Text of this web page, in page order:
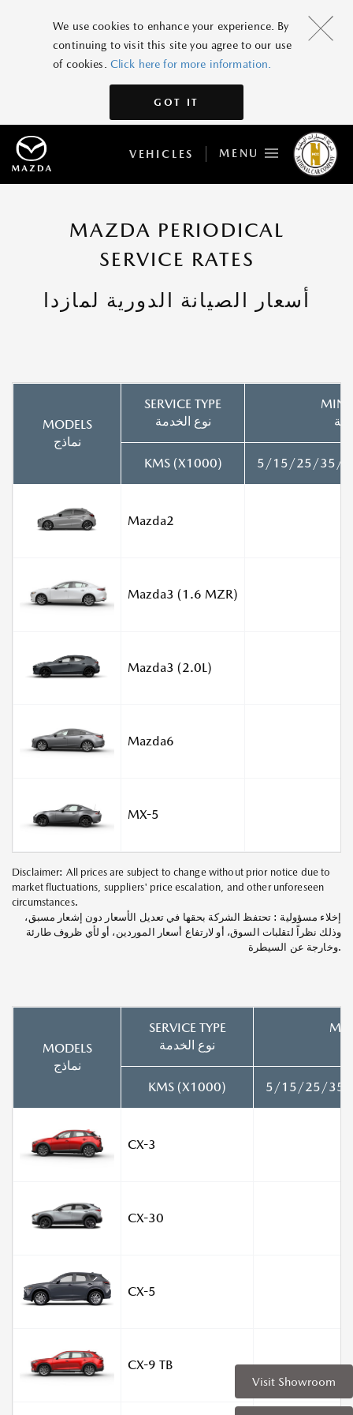
We use cookies to enhance your experience. By
continuing to visit this site you agree to our use
of cookies. Click here for more information.
GOT IT
Visit Showroom
VEHICLES MENU
MAZDA PERIODICAL
SERVICE RATES
أسعار الصيانة الدورية لمازدا
MODELS
نماذج
SERVICE TYPE
نوع الخدمة
KMS (X1000) 5/15/25/35/
Mazda2
Mazda3 (1.6 MZR)
Mazda3 (2.0L)
Mazda6
MX-5
Disclaimer: All prices are subject to change without prior notice due to
market fluctuations, suppliers' price escalation, and other unforeseen
circumstances.
إخلاء مسؤولية : تحتفظ الشركة بحقها في تعديل الأسعار دون إشعار مسبق،
وذلك نظراً لتقلبات السوق، أو لارتفاع أسعار الموردين، أو لأي ظروف طارئة
وخارجة عن السيطرة.
MODELS
نماذج
SERVICE TYPE
نوع الخدمة
KMS (X1000) 5/15/25/
CX-3
CX-30
CX-5
CX-9 TB